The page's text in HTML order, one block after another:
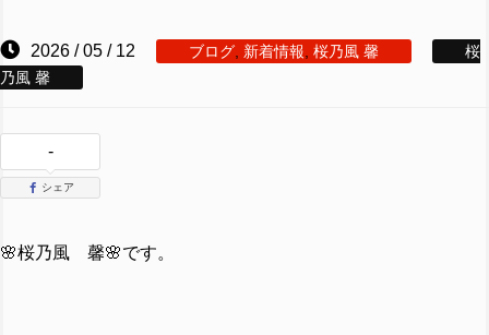
2026 / 05 / 12 ブログ 新着情報 桜乃風 馨
桜
乃風 馨
-
シェア
🌸桜乃風 馨🌸です。